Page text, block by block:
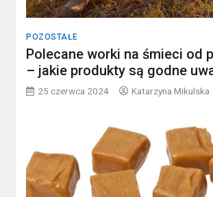
POZOSTAŁE
Polecane worki na śmieci od
– jakie produkty są godne
25 czerwca 2024 Katarzyna Mikulska